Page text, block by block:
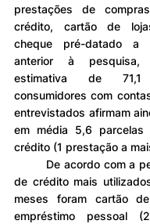
prestações de
crédito, cartão de
cheque pré-datado a
anterior à pesquisa,
estimativa de
consumidores com
entrevistados afirmam
em média 5,6
crédito (1 prestação a
de crédito mais
meses foram cartão
empréstimo pessoal